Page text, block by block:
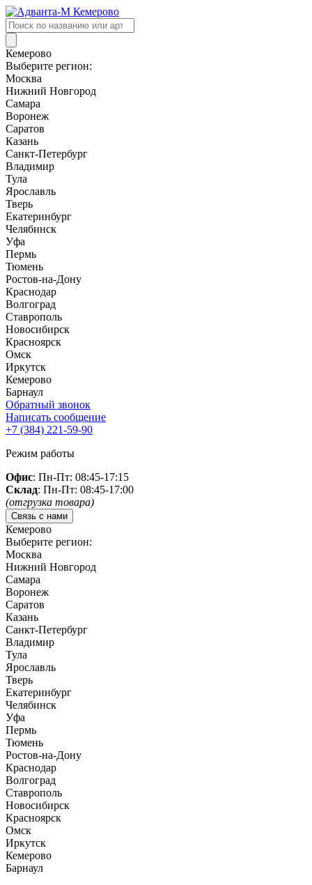
Поиск
товаров
Кемерово
Выберите регион:
Москва
Нижний Новгород
Самара
Воронеж
Саратов
Казань
Санкт-Петербург
Владимир
Тула
Ярославль
Тверь
Екатеринбург
Челябинск
Уфа
Пермь
Тюмень
Ростов-на-Дону
Краснодар
Волгоград
Ставрополь
Новосибирск
Красноярск
Омск
Иркутск
Кемерово
Барнаул
Обратный звонок
Написать сообщение
+7 (384) 221-59-90
Режим работы
Офис: Пн-Пт: 08:45-17:15
Склад: Пн-Пт: 08:45-17:00
(отгрузка товара)
Связь с нами
Кемерово
Выберите регион:
Москва
Нижний Новгород
Самара
Воронеж
Саратов
Казань
Санкт-Петербург
Владимир
Тула
Ярославль
Тверь
Екатеринбург
Челябинск
Уфа
Пермь
Тюмень
Ростов-на-Дону
Краснодар
Волгоград
Ставрополь
Новосибирск
Красноярск
Омск
Иркутск
Кемерово
Барнаул